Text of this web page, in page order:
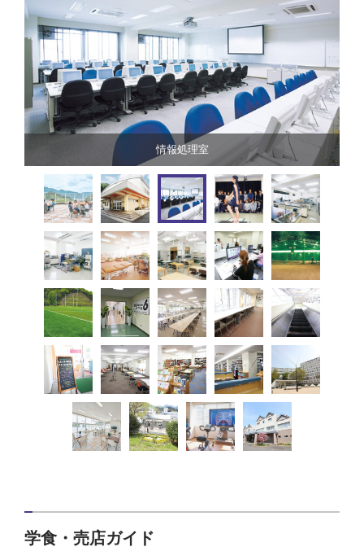
三次元動作解析装置
学食・売店ガイド